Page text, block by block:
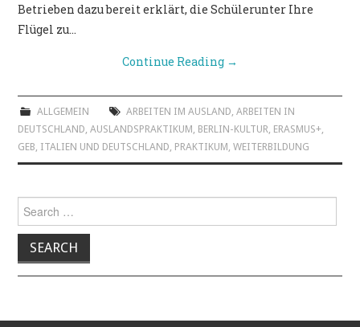
Betrieben dazu bereit erklärt, die Schülerunter Ihre
Flügel zu…
Continue Reading →
ALLGEMEIN ARBEITEN IM AUSLAND ARBEITEN IN
DEUTSCHLAND ,AUSLANDSPRAKTIKUM BERLIN-KULTUR ERASMUS+
GEB ITALIEN UND DEUTSCHLAND PRAKTIKUM ,WEITERBILDUNG
Search for: